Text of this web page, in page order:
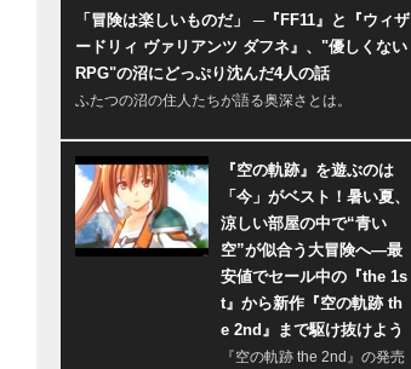
「冒険は楽しいものだ」 ─『FF11』と『ウィザ
ードリィ ヴァリアンツ ダフネ』、"優しくない
RPG"の沼にどっぷり沈んだ4人の話
ふたつの沼の住人たちが語る奥深さとは。
『空の軌跡』を遊ぶのは
「今」がベスト！暑い夏、
涼しい部屋の中で“青い
空”が似合う大冒険へ―最
安値でセール中の『the 1s
t』から新作『空の軌跡 th
e 2nd』まで駆け抜けよう
『空の軌跡 the 2nd』の発売